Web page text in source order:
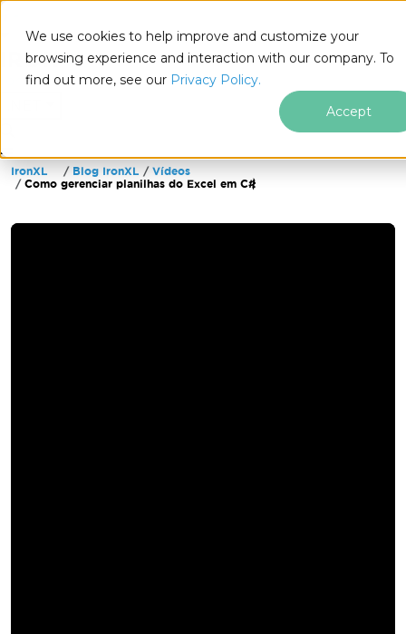
We use cookies to help improve and customize your
browsing experience and interaction with our company. To
find out more, see our Privacy Policy.
Accept
Ir para o conteúdo do rodapé
IronXL Blog IronXL
Vídeos
Como gerenciar planilhas do Excel em C#